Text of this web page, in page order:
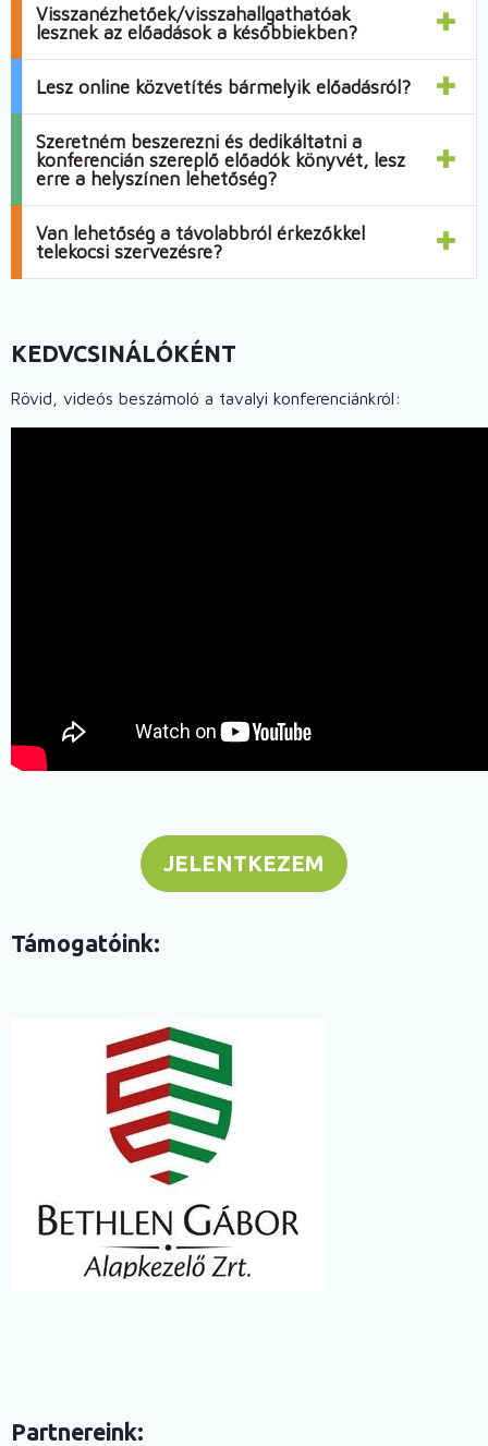
Visszanézhetőek/visszahallgathatóak
lesznek az előadások a későbbiekben?
Lesz online közvetítés bármelyik előadásról?
Szeretném beszerezni és dedikáltatni a
konferencián szereplő előadók könyvét, lesz
erre a helyszínen lehetőség?
Van lehetőség a távolabbról érkezőkkel
telekocsi szervezésre?
KEDVCSINÁLÓKÉNT
Rövid, videós beszámoló a tavalyi konferenciánkról:
JELENTKEZEM
Támogatóink:
Partnereink: